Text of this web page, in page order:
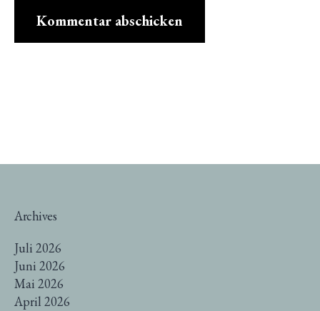
Archives
Juli 2026
Juni 2026
Mai 2026
April 2026